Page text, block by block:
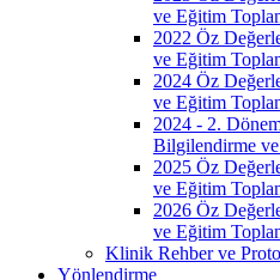
ve Eğitim
2022 Öz
ve Eğitim
2024 Öz
ve Eğitim
2024 - 2.
Bilgilendirme ve
2025 Öz
ve Eğitim
2026 Öz
ve Eğitim
Klinik Rehber ve
Yönlendirme